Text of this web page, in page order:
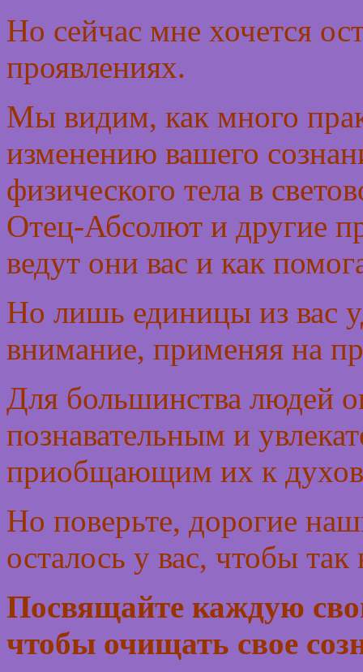
Но сейчас мне хочется
проявлениях.
Мы видим, как много
изменению вашего
физического тела в
Отец-Абсолют и другие
ведут они вас и как
Но лишь единицы из вас
внимание, применяя на
Для большинства людей
познавательным и
приобщающим их к
Но поверьте, дорогие
осталось у вас, чтобы
Посвящайте каждую
чтобы очищать свое